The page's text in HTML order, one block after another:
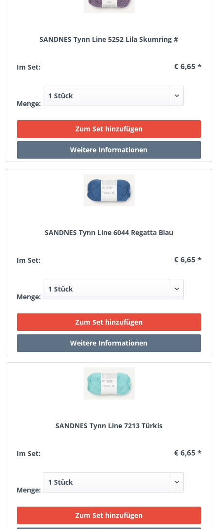
SANDNES Tynn Line 5252 Lila Skumring #
Im Set: € 6,65 *
Menge:
SANDNES Tynn Line 6044 Regatta Blau
Im Set: € 6,65 *
Menge:
SANDNES Tynn Line 7213 Türkis
Im Set: € 6,65 *
Menge: